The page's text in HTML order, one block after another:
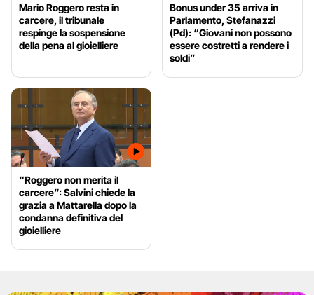
Mario Roggero resta in
carcere, il tribunale
respinge la sospensione
della pena al gioielliere
Bonus under 35 arriva in
Parlamento, Stefanazzi
(Pd): “Giovani non possono
essere costretti a rendere i
soldi”
“Roggero non merita il
carcere”: Salvini chiede la
grazia a Mattarella dopo la
condanna definitiva del
gioielliere